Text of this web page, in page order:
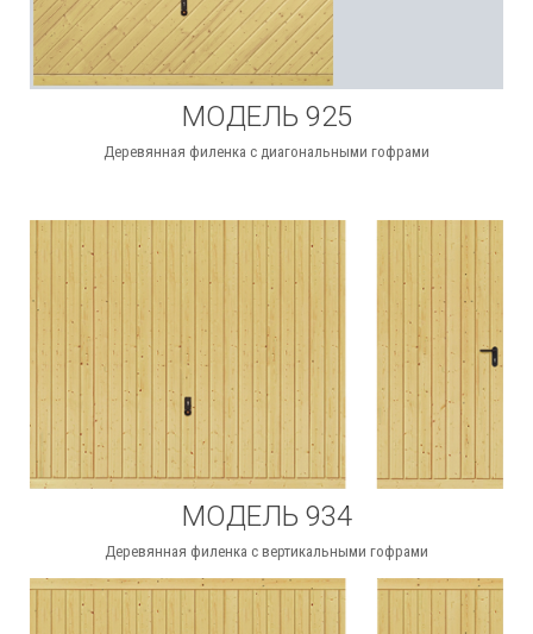
МОДЕЛЬ 925
Деревянная филенка с диагональными гофрами
МОДЕЛЬ 934
Деревянная филенка с вертикальными гофрами